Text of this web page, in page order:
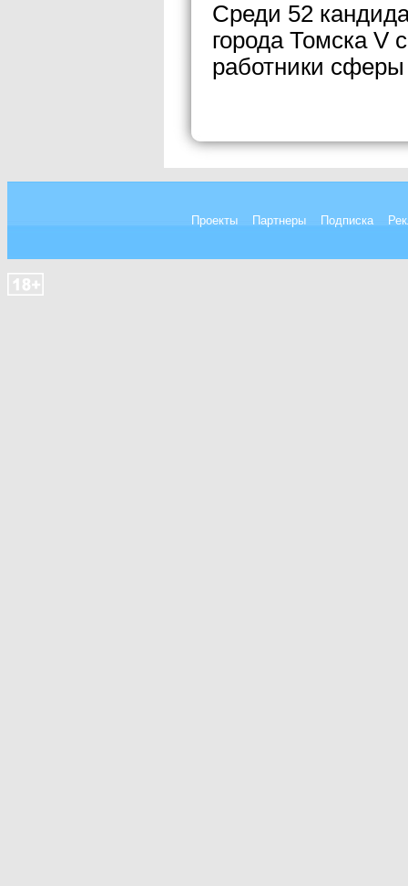
Среди 52
города Томска V
работники сферы
Проекты Партнеры Подписка